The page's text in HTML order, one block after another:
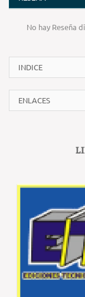
No hay Reseña
INDICE
ENLACES